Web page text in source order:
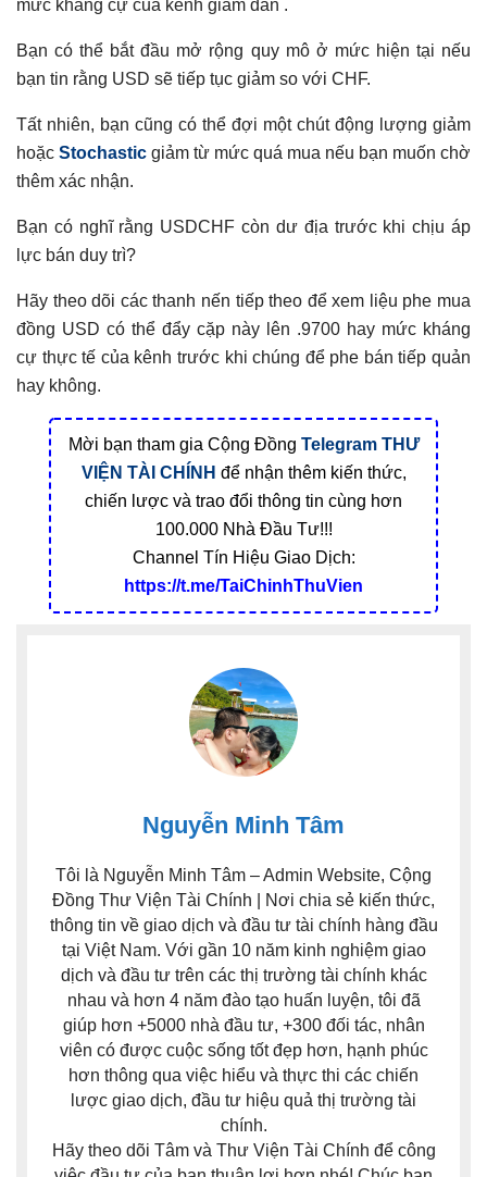
mức kháng cự của kênh giảm dần .
Bạn có thể bắt đầu mở rộng quy mô ở mức hiện tại nếu
bạn tin rằng USD sẽ tiếp tục giảm so với CHF.
Tất nhiên, bạn cũng có thể đợi một chút động lượng giảm
hoặc Stochastic giảm từ mức quá mua nếu bạn muốn chờ
thêm xác nhận.
Bạn có nghĩ rằng USDCHF còn dư địa trước khi chịu áp
lực bán duy trì?
Hãy theo dõi các thanh nến tiếp theo để xem liệu phe mua
đồng USD có thể đẩy cặp này lên .9700 hay mức kháng
cự thực tế của kênh trước khi chúng để phe bán tiếp quản
hay không.
Mời bạn tham gia Cộng Đồng Telegram THƯ
VIỆN TÀI CHÍNH để nhận thêm kiến thức,
chiến lược và trao đổi thông tin cùng hơn
100.000 Nhà Đầu Tư!!!
Channel Tín Hiệu Giao Dịch:
https://t.me/TaiChinhThuVien
Nguyễn Minh Tâm
Tôi là Nguyễn Minh Tâm – Admin Website, Cộng
Đồng Thư Viện Tài Chính | Nơi chia sẻ kiến thức,
thông tin về giao dịch và đầu tư tài chính hàng đầu
tại Việt Nam. Với gần 10 năm kinh nghiệm giao
dịch và đầu tư trên các thị trường tài chính khác
nhau và hơn 4 năm đào tạo huấn luyện, tôi đã
giúp hơn +5000 nhà đầu tư, +300 đối tác, nhân
viên có được cuộc sống tốt đẹp hơn, hạnh phúc
hơn thông qua việc hiểu và thực thi các chiến
lược giao dịch, đầu tư hiệu quả thị trường tài
chính.
Hãy theo dõi Tâm và Thư Viện Tài Chính để công